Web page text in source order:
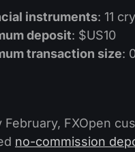
Follower
kripto
ECN?
instruments: 11
deposit: $US10
transaction size:
February, FXOpen
no-commission